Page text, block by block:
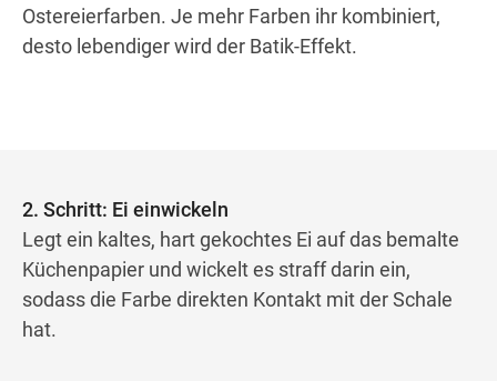
Ostereierfarben. Je mehr Farben ihr kombiniert,
desto lebendiger wird der Batik-Effekt.
2. Schritt: Ei einwickeln
Legt ein kaltes, hart gekochtes Ei auf das bemalte
Küchenpapier und wickelt es straff darin ein,
sodass die Farbe direkten Kontakt mit der Schale
hat.